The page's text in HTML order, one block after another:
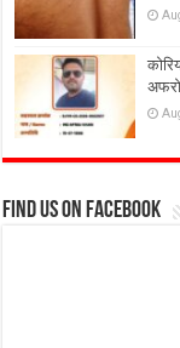
Find us on Facebook